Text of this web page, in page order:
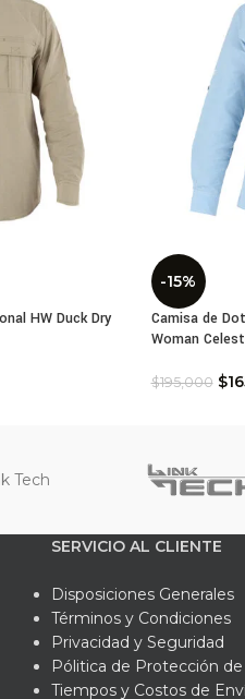
térmico sintético, liviano y
calor en la superficie de la
en pecho.
HW Duck Dry
-15%
Camisa de
Woman
$195,000 $
Tech
SERVICIO AL CLIENTE
Disposiciones Generales
Términos y Condiciones
Privacidad y Seguridad
Pólitica de Protección
Tiempos y Costos de